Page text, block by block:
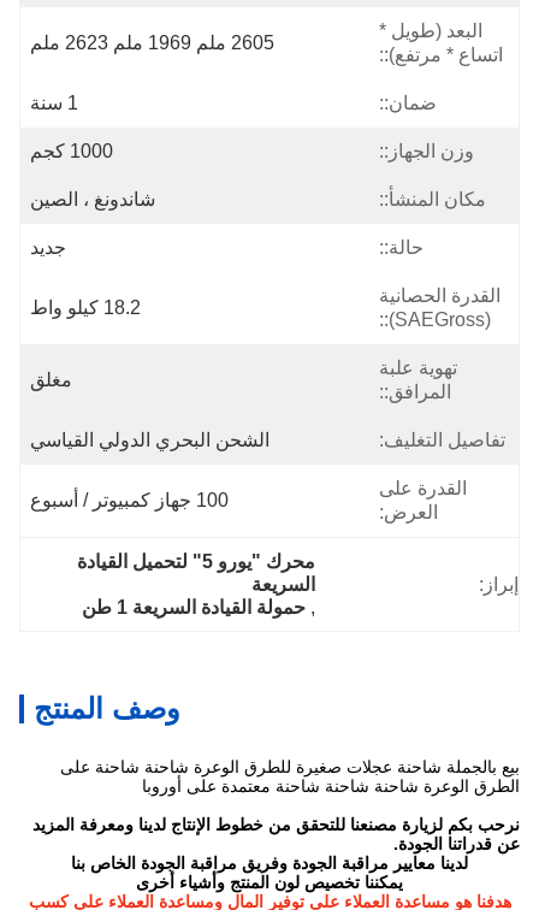
البعد (طويل *
اتساع * مرتفع)::
2605 ملم 1969 ملم 2623 ملم
ضمان:: 1 سنة
وزن الجهاز:: 1000 كجم
مكان المنشأ:: شاندونغ ، الصين
حالة:: جديد
القدرة الحصانية
18.2 كيلو واط
تهوية علبة
المرافق::
مغلق
تفاصيل التغليف: الشحن البحري الدولي القياسي
القدرة على
العرض:
100 جهاز كمبيوتر / أسبوع
إبراز:
محرك "يورو 5" لتحميل القيادة
السريعة
, حمولة القيادة السريعة 1 طن
وصف المنتج
بيع بالجملة شاحنة عجلات صغيرة للطرق الوعرة شاحنة شاحنة على
الطرق الوعرة شاحنة شاحنة شاحنة معتمدة على أوروبا
نرحب بكم لزيارة مصنعنا للتحقق من خطوط الإنتاج لدينا ومعرفة المزيد
عن قدراتنا الجودة.
لدينا معايير مراقبة الجودة وفريق مراقبة الجودة الخاص بنا
يمكننا تخصيص لون المنتج وأشياء أخرى
هدفنا هو مساعدة العملاء على توفير المال ومساعدة العملاء على كسب